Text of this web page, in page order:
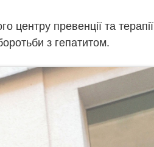
центру превенції та терапії
з гепатитом.